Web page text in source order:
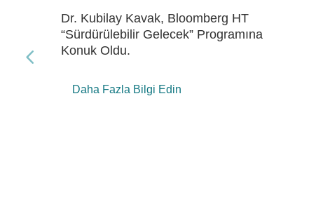
Dr. Kubilay Kavak, Bloomberg HT
“Gelecek Enerji” Programına Konuk Oldu